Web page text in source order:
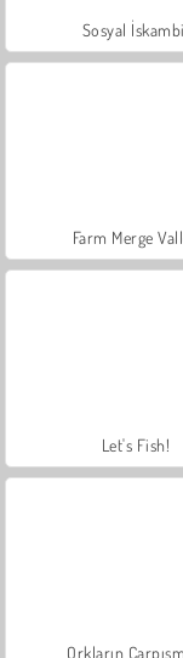
Sosyal
Farm Merge
Let's Fish!
Orkların